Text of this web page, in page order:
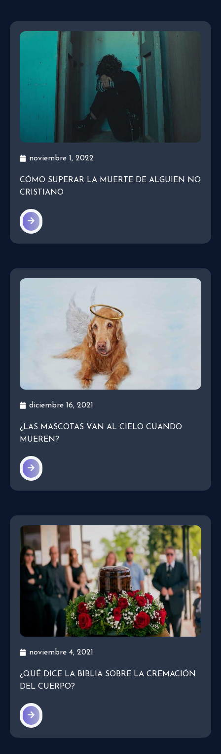
noviembre 1, 2022
CÓMO SUPERAR LA MUERTE DE ALGUIEN NO
CRISTIANO
diciembre 16, 2021
¿LAS MASCOTAS VAN AL CIELO CUANDO
MUEREN?
noviembre 4, 2021
¿QUÉ DICE LA BIBLIA SOBRE LA CREMACIÓN
DEL CUERPO?